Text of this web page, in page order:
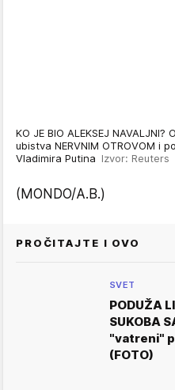
KO JE BIO ALEKSEJ
ubistva NERVNIM OTROVOM i
Vladimira Putina Izvor: Reuters
(MONDO/A.B.)
PROČITAJTE I OVO
SVET
PODUŽA
SUKOBA
"vatreni"
(FOTO)